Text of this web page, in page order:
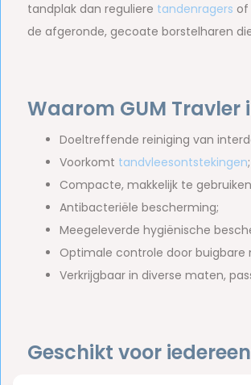
tandplak dan reguliere tandenragers of
de afgeronde, gecoate borstelharen
Waarom GUM
Doeltreffende reiniging van
Voorkomt tandvleesontstekingen;
Compacte, makkelijk te
Antibacteriële bescherming;
Meegeleverde hygiënische
Optimale controle door
Verkrijgbaar in diverse maten,
Geschikt voor iedereen